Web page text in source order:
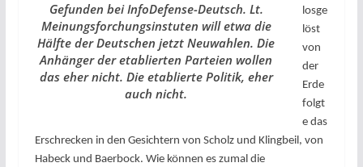
Gefunden bei InfoDefense-Deutsch. Lt.
Meinungsforchungsinstuten will etwa die
Hälfte der Deutschen jetzt Neuwahlen. Die
Anhänger der etablierten Parteien wollen
das eher nicht. Die etablierte Politik, eher
auch nicht.
losge
löst
von
der
Erde
folgt
e das
Erschrecken in den Gesichtern von Scholz und Klingbeil, von
Habeck und Baerbock. Wie können es zumal die